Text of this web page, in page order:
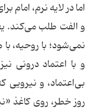
اما در لایه نرم، امام
و الفت طلب می‌کند.
نمی‌شود؛ با روحیه،
و با اعتماد درونی
بی‌اعتماد، و
روز خطر، روی کاغذ